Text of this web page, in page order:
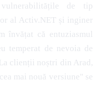
de tip
al Activ.NET și inginer
învățat că entuziasmul
temperat de nevoia de
clienții noștri din Arad,
mai nouă versiune" se